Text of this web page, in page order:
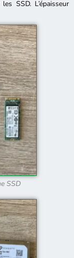
SSD. L’épaisseur
SSD